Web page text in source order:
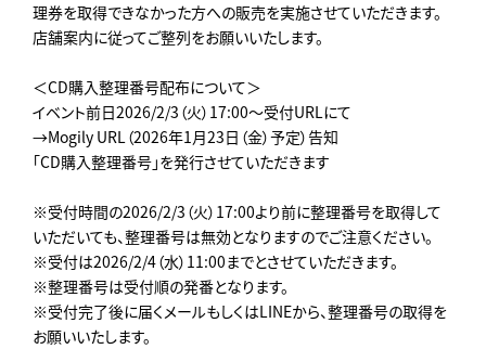
理券を取得できなかった方への販売を実施させていただきます。
店舗案内に従ってご整列をお願いいたします。
＜CD購入整理番号配布について＞
イベント前日2026/2/3（火）17:00～受付URLにて
→Mogily URL（2026年1月23日（金）予定）告知
「CD購入整理番号」を発行させていただきます
※受付時間の2026/2/3（火）17:00より前に整理番号を取得して
いただいても、整理番号は無効となりますのでご注意ください。
※受付は2026/2/4（水）11:00までとさせていただきます。
※整理番号は受付順の発番となります。
※受付完了後に届くメールもしくはLINEから、整理番号の取得を
お願いいたします。